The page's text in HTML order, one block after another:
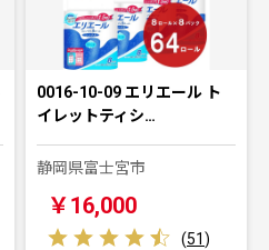
0016-10-09 エリエール ト
イレットティシ…
静岡県富士宮市
￥16,000
(51)